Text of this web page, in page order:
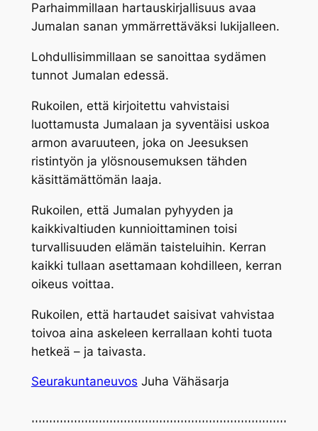
Parhaimmillaan hartauskirjallisuus avaa
Jumalan sanan ymmärrettäväksi lukijalleen.
Lohdullisimmillaan se sanoittaa sydämen
tunnot Jumalan edessä.
Rukoilen, että kirjoitettu vahvistaisi
luottamusta Jumalaan ja syventäisi uskoa
armon avaruuteen, joka on Jeesuksen
ristintyön ja ylösnousemuksen tähden
käsittämättömän laaja.
Rukoilen, että Jumalan pyhyyden ja
kaikkivaltiuden kunnioittaminen toisi
turvallisuuden elämän taisteluihin. Kerran
kaikki tullaan asettamaan kohdilleen, kerran
oikeus voittaa.
Rukoilen, että hartaudet saisivat vahvistaa
toivoa aina askeleen kerrallaan kohti tuota
hetkeä – ja taivasta.
Seurakuntaneuvos Juha Vähäsarja